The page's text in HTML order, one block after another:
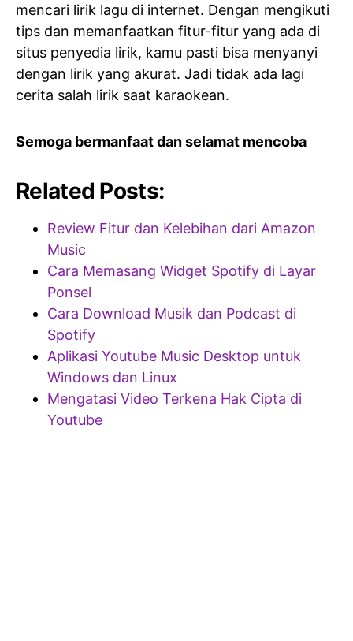
mencari lirik lagu di internet. Dengan mengikuti
tips dan memanfaatkan fitur-fitur yang ada di
situs penyedia lirik, kamu pasti bisa menyanyi
dengan lirik yang akurat. Jadi tidak ada lagi
cerita salah lirik saat karaokean.
Semoga bermanfaat dan selamat mencoba
Related Posts:
Review Fitur dan Kelebihan dari Amazon
Music
Cara Memasang Widget Spotify di Layar
Ponsel
Cara Download Musik dan Podcast di
Spotify
Aplikasi Youtube Music Desktop untuk
Windows dan Linux
Mengatasi Video Terkena Hak Cipta di
Youtube